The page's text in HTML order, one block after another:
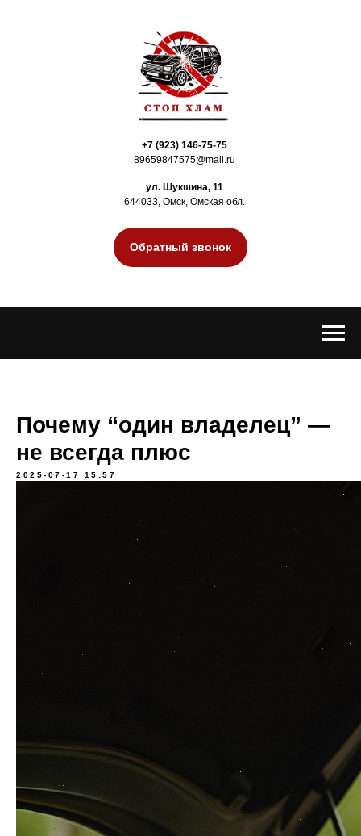
+7 (923) 146-75-75
89659847575@mail.ru
ул. Шукшина, 11
644033, Омск, Омская обл.
Обратный звонок
Почему “один владелец” —
не всегда плюс
2025-07-17 15:57